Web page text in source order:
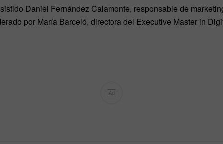
Daniel Fernández Calamonte, responsable de
por María Barceló, directora del Executive Master in
Ad